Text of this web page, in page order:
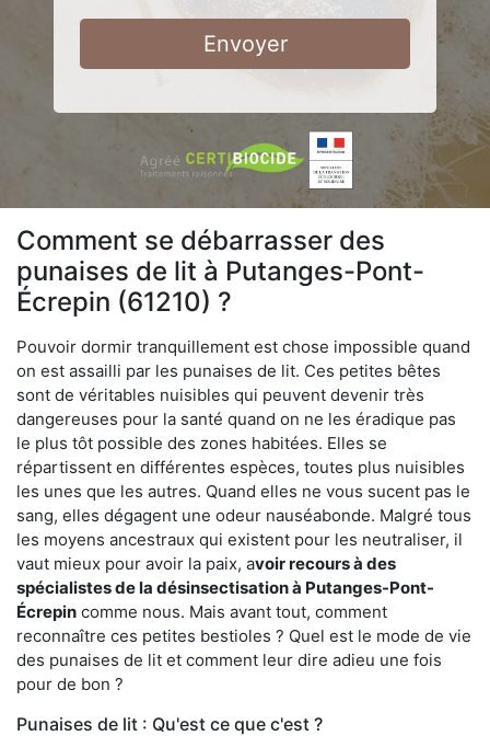
Envoyer
Comment se débarrasser des
punaises de lit à Putanges-Pont-
Écrepin (61210) ?
Pouvoir dormir tranquillement est chose impossible quand
on est assailli par les punaises de lit. Ces petites bêtes
sont de véritables nuisibles qui peuvent devenir très
dangereuses pour la santé quand on ne les éradique pas
le plus tôt possible des zones habitées. Elles se
répartissent en différentes espèces, toutes plus nuisibles
les unes que les autres. Quand elles ne vous sucent pas le
sang, elles dégagent une odeur nauséabonde. Malgré tous
les moyens ancestraux qui existent pour les neutraliser, il
vaut mieux pour avoir la paix, avoir recours à des
spécialistes de la désinsectisation à Putanges-Pont-
Écrepin comme nous. Mais avant tout, comment
reconnaître ces petites bestioles ? Quel est le mode de vie
des punaises de lit et comment leur dire adieu une fois
pour de bon ?
Punaises de lit : Qu'est ce que c'est ?